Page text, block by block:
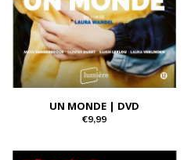
UN MONDE | DVD
€9,99